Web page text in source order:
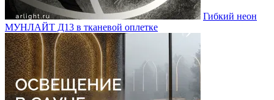
Гибкий неон
МУНЛАЙТ Д13 в тканевой оплетке